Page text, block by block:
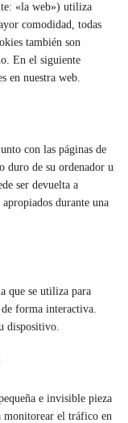
«la web») utiliza
comodidad, todas
también son
En el siguiente
en nuestra web.
con las páginas de
duro de su ordenador u
ser devuelta a
durante una
que se utiliza para
forma interactiva.
dispositivo.
e invisible pieza
monitorear el tráfico en